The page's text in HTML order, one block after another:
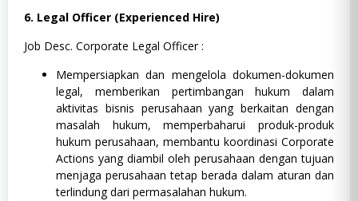
6. Legal Officer (Experienced Hire)
Job Desc. Corporate Legal Officer :
Mempersiapkan dan mengelola dokumen-dokumen
legal, memberikan pertimbangan hukum dalam
aktivitas bisnis perusahaan yang berkaitan dengan
masalah hukum, memperbaharui produk-produk
hukum perusahaan, membantu koordinasi Corporate
Actions yang diambil oleh perusahaan dengan tujuan
menjaga perusahaan tetap berada dalam aturan dan
terlindung dari permasalahan hukum.